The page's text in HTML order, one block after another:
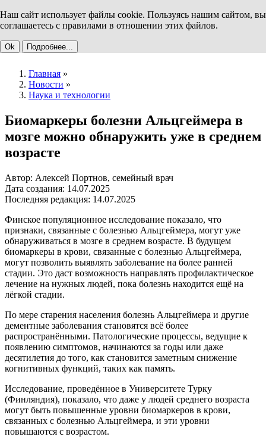
Наш сайт использует файлы cookie. Пользуясь нашим сайтом, вы
соглашаетесь с правилами в отношении этих файлов.
Ok Подробнее...
Главная »
Новости »
Наука и технологии
Биомаркеры болезни Альцгеймера в
мозге можно обнаружить уже в среднем
возрасте
Автор: Алексей Портнов, семейный врач
Дата создания: 14.07.2025
Последняя редакция: 14.07.2025
Финское популяционное исследование показало, что
признаки, связанные с болезнью Альцгеймера, могут уже
обнаруживаться в мозге в среднем возрасте. В будущем
биомаркеры в крови, связанные с болезнью Альцгеймера,
могут позволить выявлять заболевание на более ранней
стадии. Это даст возможность направлять профилактическое
лечение на нужных людей, пока болезнь находится ещё на
лёгкой стадии.
По мере старения населения болезнь Альцгеймера и другие
дементные заболевания становятся всё более
распространёнными. Патологические процессы, ведущие к
появлению симптомов, начинаются за годы или даже
десятилетия до того, как становится заметным снижение
когнитивных функций, таких как память.
Исследование, проведённое в Университете Турку
(Финляндия), показало, что даже у людей среднего возраста
могут быть повышенные уровни биомаркеров в крови,
связанных с болезнью Альцгеймера, и эти уровни
повышаются с возрастом.